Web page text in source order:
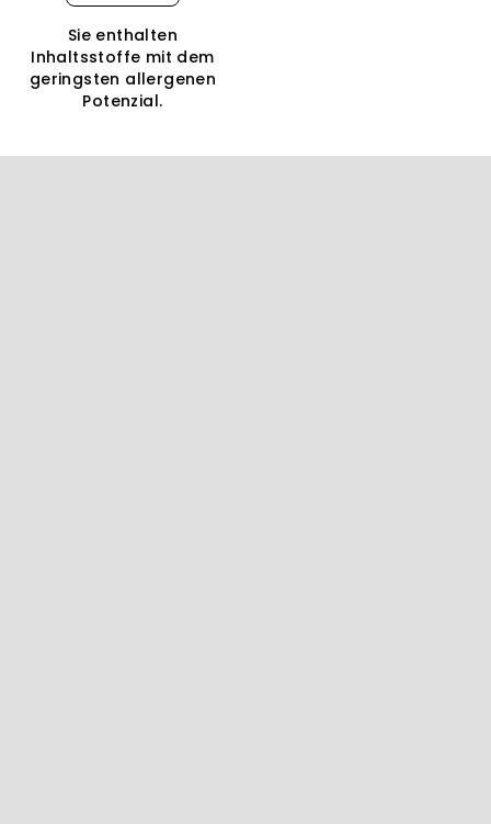
Sie enthalten
Inhaltsstoffe mit dem
geringsten allergenen
Potenzial.